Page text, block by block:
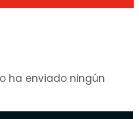
ha enviado ningún